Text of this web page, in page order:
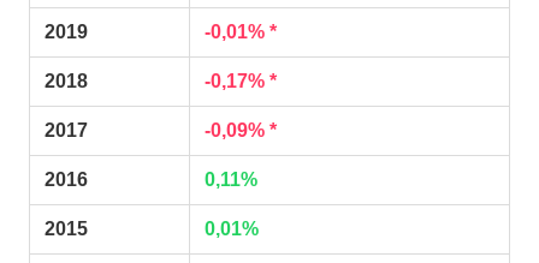
2019 -0,01% *
2018 -0,17% *
2017 -0,09% *
2016 0,11%
2015 0,01%